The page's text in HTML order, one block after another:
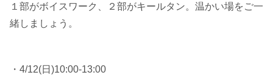
１部がボイスワーク、２部がキールタン。温かい場をご一
緒しましょう。
・4/12(日)10:00-13:00